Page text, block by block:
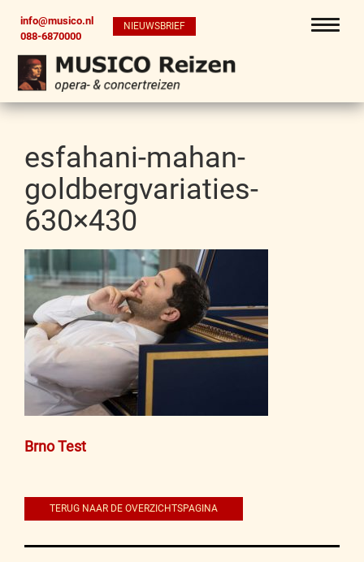
info@musico.nl
088-6870000
NIEUWSBRIEF
esfahani-mahan-
goldbergvariaties-
630×430
Bericht
Brno Test
TERUG NAAR DE OVERZICHTSPAGINA